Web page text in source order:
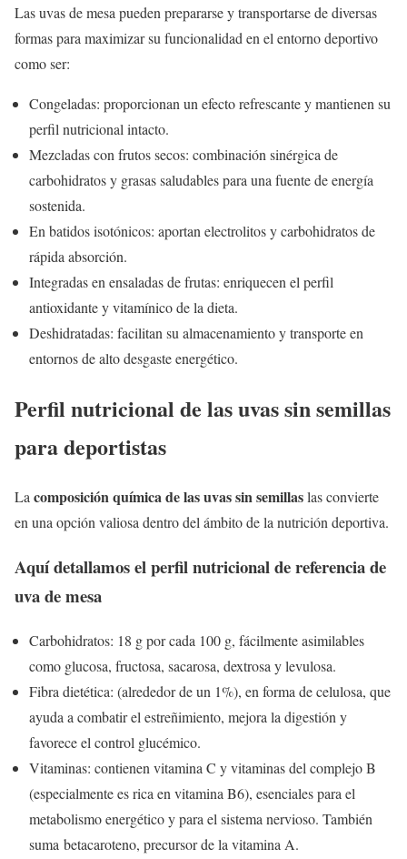
Las uvas de mesa pueden prepararse y transportarse de diversas
formas para maximizar su funcionalidad en el entorno deportivo
como ser:
Congeladas: proporcionan un efecto refrescante y mantienen su
perfil nutricional intacto.
Mezcladas con frutos secos: combinación sinérgica de
carbohidratos y grasas saludables para una fuente de energía
sostenida.
En batidos isotónicos: aportan electrolitos y carbohidratos de
rápida absorción.
Integradas en ensaladas de frutas: enriquecen el perfil
antioxidante y vitamínico de la dieta.
Deshidratadas: facilitan su almacenamiento y transporte en
entornos de alto desgaste energético.
Perfil nutricional de las uvas sin semillas
para deportistas
La composición química de las uvas sin semillaslas convierte
en una opción valiosa dentro del ámbito de la nutrición deportiva.
Aquí detallamos el perfil nutricional de referencia de
uva de mesa
Carbohidratos: 18 g por cada 100 g, fácilmente asimilables
como glucosa, fructosa, sacarosa, dextrosa y levulosa.
Fibra dietética: (alrededor de un 1%), en forma de celulosa, que
ayuda a combatir el estreñimiento, mejora la digestión y
favorece el control glucémico.
Vitaminas: contienen vitamina C y vitaminas del complejo B
(especialmente es rica en vitamina B6), esenciales para el
metabolismo energético y para el sistema nervioso. También
suma betacaroteno, precursor de la vitamina A.